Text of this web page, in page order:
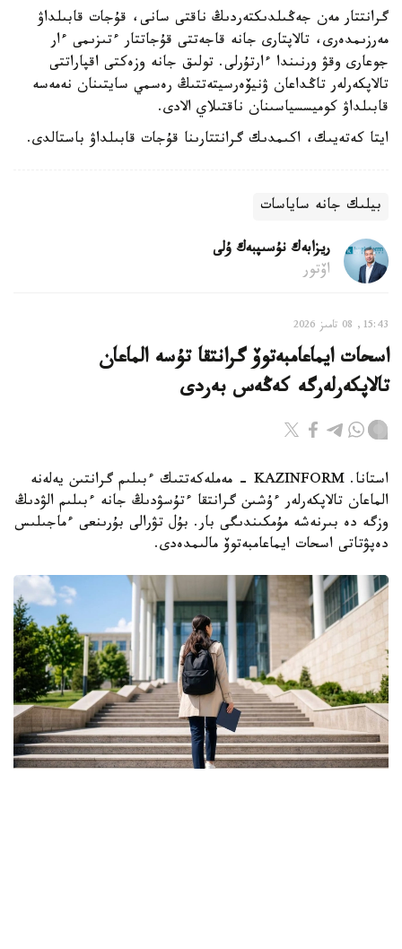
گرانتتار مەن جەڭىلدىكتەردىڭ ناقتى سانى، قۇجات قابىلداۋ
مەرزىمدەرى، تالاپتارى جانە قاجەتتى قۇجاتتار ءتىزىمى ءار
جوعارى وقۋ ورنىندا ءارتۇرلى. تولىق جانە وزەكتى اقپاراتتى
تالاپكەرلەر تاڭداعان ۋنيۆەرسيتەتتىڭ رەسمي سايتىنان نەمەسە
قابىلداۋ كوميسسياسىنان ناقتىلاي الادى.
ايتا كەتەيىك، اكىمدىك گرانتتارىنا قۇجات قابىلداۋ باستالدى.
بيلىك جانە ساياسات
ريزابەك نۇسىپبەك ۇلى
اۆتور
15:43, 08 تامىز 2026
اسحات ايماعامبەتوۆ گرانتقا تۇسە الماعان
تالاپكەرلەرگە كەڭەس بەردى
استانا. KAZINFORM - مەملەكەتتىك ءبىلىم گرانتىن يەلەنە
الماعان تالاپكەرلەر ءۇشىن گرانتقا ءتۇسۋدىڭ جانە ءبىلىم الۋدىڭ
وزگە دە بىرنەشە مۇمكىندىگى بار. بۇل تۋرالى بۇرىنعى ءماجىلىس
دەپۋتاتى اسحات ايماعامبەتوۆ مالىمدەدى.